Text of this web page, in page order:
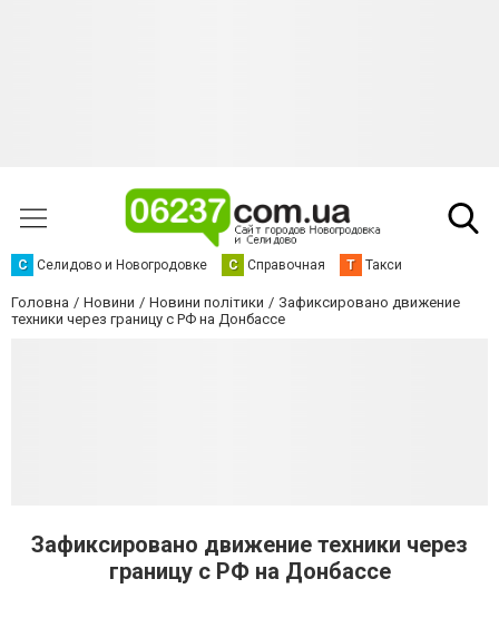
С Селидово и Новогродовке С Справочная Т Такси
Головна Новини Новини політики
Зафиксировано движение
техники через границу с РФ на Донбассе
Зафиксировано движение техники через
границу с РФ на Донбассе